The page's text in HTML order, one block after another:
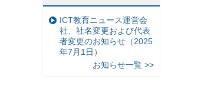
ICT教育ニュース運営会
社、社名変更および代表
者変更のお知らせ（2025
年7月1日）
お知らせ一覧 >>